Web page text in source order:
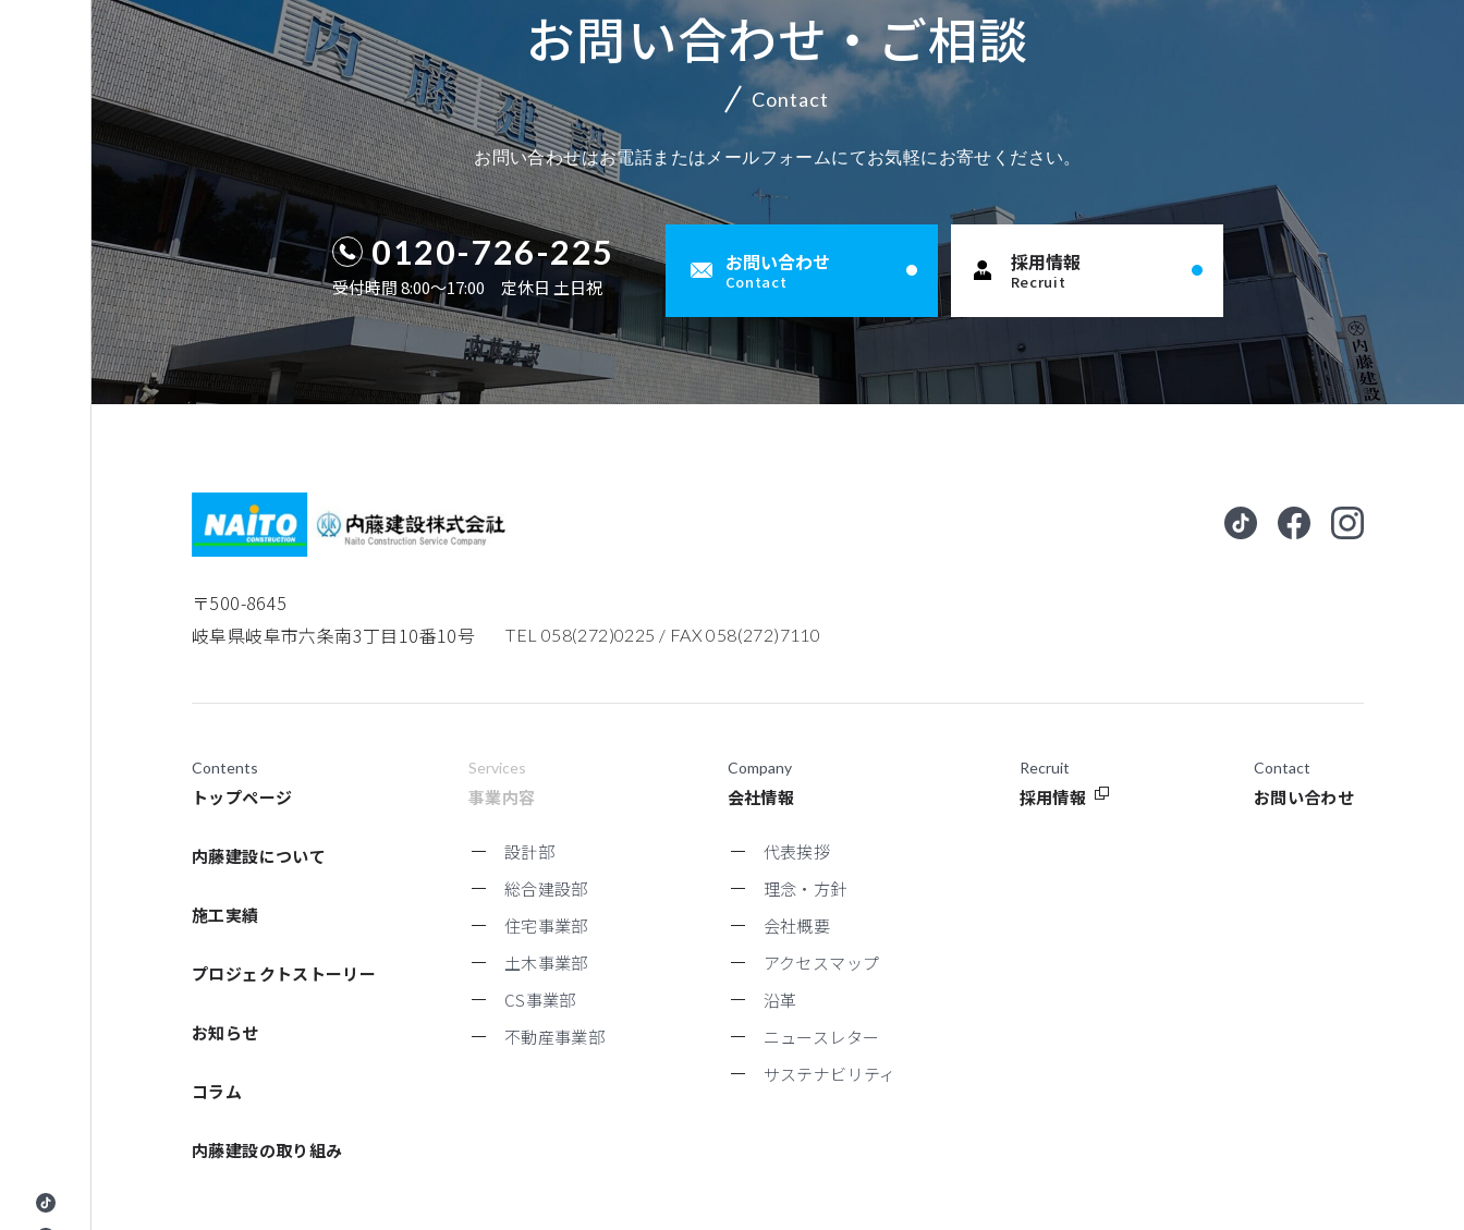
お問い合わせはお電話またはメールフォームにてお気軽にお寄せください。
Contact
お問い合わせ・ご相談
0120-726-225
受付時間 8:00〜17:00 定休日 土日祝
お問い合わせ
Contact
採用情報
Recruit
〒500-8645
岐阜県岐阜市六条南3丁目10番10号
TEL 058(272)0225 / FAX 058(272)7110
Contents
トップページ
内藤建設について
施工実績
プロジェクトストーリー
お知らせ
コラム
内藤建設の取り組み
Services
事業内容
設計部
総合建設部
住宅事業部
土木事業部
CS事業部
不動産事業部
Company
会社情報
代表挨拶
理念・方針
会社概要
アクセスマップ
沿革
ニュースレター
サステナビリティ
Recruit
採用情報
Contact
お問い合わせ